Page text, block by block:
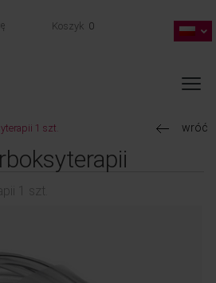
Koszyk 0
1 szt. wróć
1 szt.